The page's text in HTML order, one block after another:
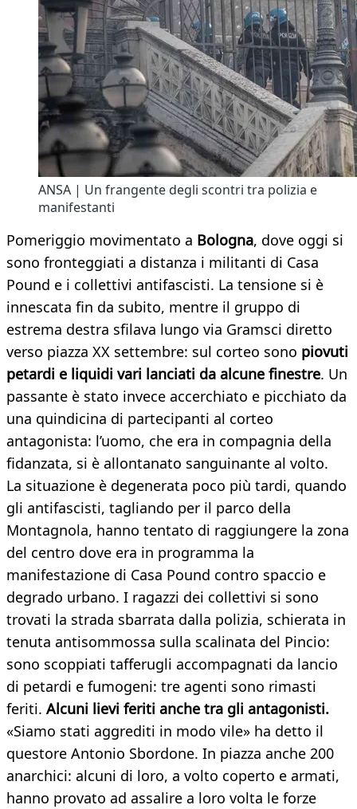
ANSA | Un frangente degli scontri tra polizia e
manifestanti
Pomeriggio movimentato a Bologna, dove oggi si
sono fronteggiati a distanza i militanti di Casa
Pound e i collettivi antifascisti. La tensione si è
innescata fin da subito, mentre il gruppo di
estrema destra sfilava lungo via Gramsci diretto
verso piazza XX settembre: sul corteo sono piovuti
petardi e liquidi vari lanciati da alcune finestre. Un
passante è stato invece accerchiato e picchiato da
una quindicina di partecipanti al corteo
antagonista: l’uomo, che era in compagnia della
fidanzata, si è allontanato sanguinante al volto.
La situazione è degenerata poco più tardi, quando
gli antifascisti, tagliando per il parco della
Montagnola, hanno tentato di raggiungere la zona
del centro dove era in programma la
manifestazione di Casa Pound contro spaccio e
degrado urbano. I ragazzi dei collettivi si sono
trovati la strada sbarrata dalla polizia, schierata in
tenuta antisommossa sulla scalinata del Pincio:
sono scoppiati tafferugli accompagnati da lancio
di petardi e fumogeni: tre agenti sono rimasti
feriti. Alcuni lievi feriti anche tra gli antagonisti.
«Siamo stati aggrediti in modo vile» ha detto il
questore Antonio Sbordone. In piazza anche 200
anarchici: alcuni di loro, a volto coperto e armati,
hanno provato ad assalire a loro volta le forze